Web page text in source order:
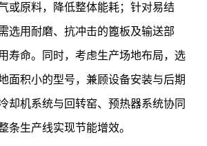
或原料，降低整体能耗；针对易结
选用耐磨、抗冲击的篦板及输送部
寿命。同时，考虑生产场地布局，选
面积小的型号，兼顾设备安装与后期
却机系统与回转窑、预热器系统协同
条生产线实现节能增效。